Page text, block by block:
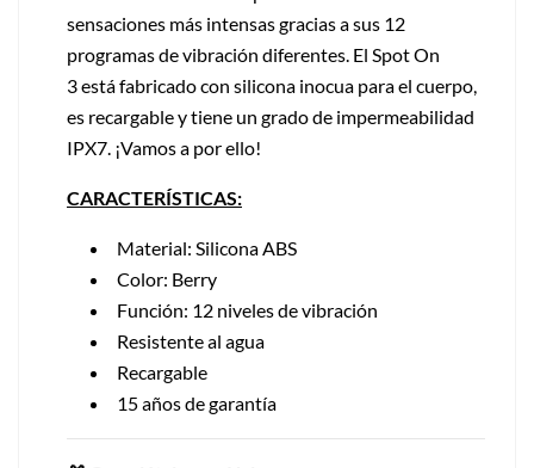
sensaciones más intensas gracias a sus 12
programas de vibración diferentes. El Spot On
3 está fabricado con silicona inocua para el cuerpo,
es recargable y tiene un grado de impermeabilidad
IPX7. ¡Vamos a por ello!
CARACTERÍSTICAS:
Material: Silicona ABS
Color: Berry
Función: 12 niveles de vibración
Resistente al agua
Recargable
15 años de garantía